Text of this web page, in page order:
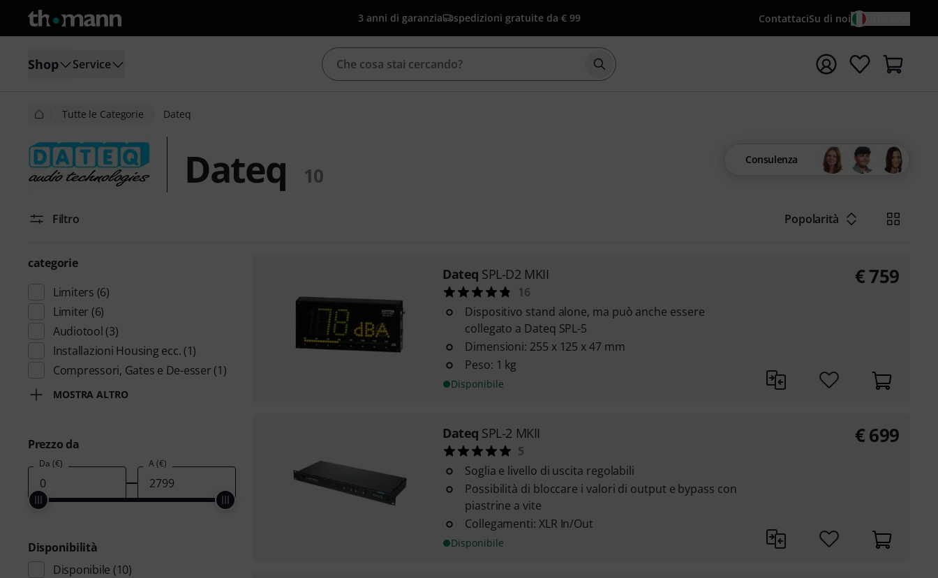
3 anni di garanzia spedizioni gratuite da € 99 ContattaciSu di noi
Shop Service Avviare la ricerca con il termine di ricerca {searchTerm}
Tutte le Categorie Dateq
Dateq 10
Consulenza
Filtro Popolarità
categorie
Limiters (6)
Limiter (6)
Audiotool (3)
Installazioni Housing ecc. (1)
Compressori, Gates e De-esser (1)
MOSTRA ALTRO
Prezzo da
Da (€) A (€)
Disponibilità
Disponibile (10)
Dateq SPL-D2 MKII
16
Dispositivo stand alone, ma può anche essere
collegato a Dateq SPL-5
Dimensioni: 255 x 125 x 47 mm
Peso: 1 kg
Disponibile
€759
Dateq SPL-2 MKII
5
Soglia e livello di uscita regolabili
Possibilità di bloccare i valori di output e bypass con
piastrine a vite
Collegamenti: XLR In/Out
Disponibile
€699